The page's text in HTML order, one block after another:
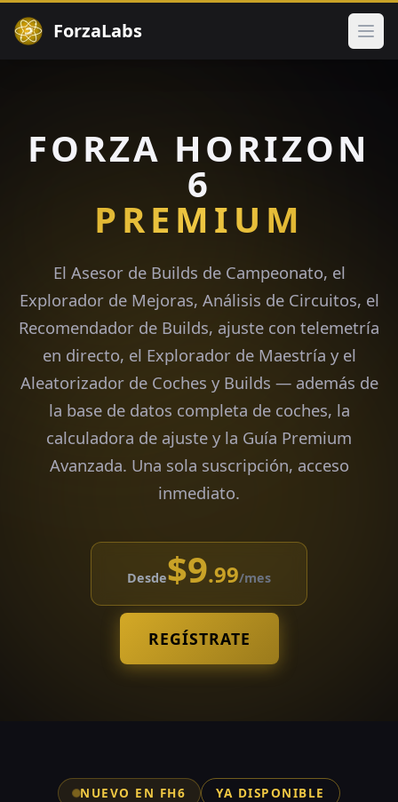
ForzaLabs
FORZA HORIZON
6
PREMIUM
El Asesor de Builds de Campeonato, el
Explorador de Mejoras, Análisis de Circuitos, el
Recomendador de Builds, ajuste con telemetría
en directo, el Explorador de Maestría y el
Aleatorizador de Coches y Builds — además de
la base de datos completa de coches, la
calculadora de ajuste y la Guía Premium
Avanzada. Una sola suscripción, acceso
inmediato.
Desde$9.99/mes
REGÍSTRATE
NUEVO EN FH6 YA DISPONIBLE